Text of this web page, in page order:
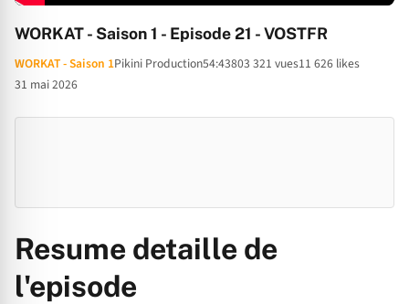
WORKAT - Saison 1 - Episode 21 - VOSTFR
WORKAT - Saison 1Pikini Production54:43803 321 vues11 626 likes
31 mai 2026
Resume detaille de
l'episode